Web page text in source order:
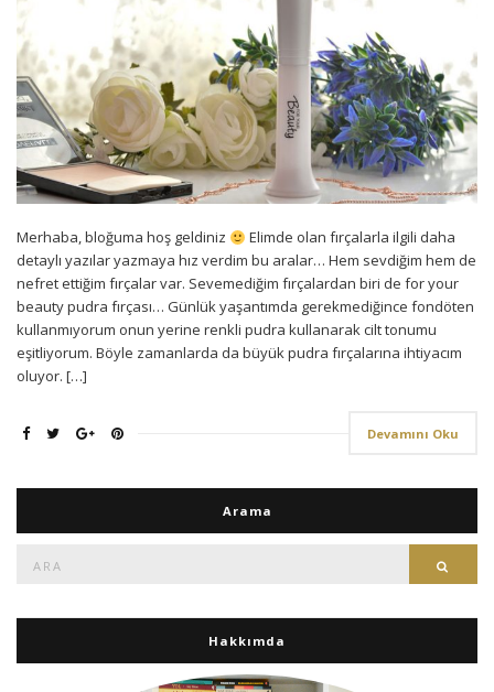
Merhaba, bloğuma hoş geldiniz
Elimde olan fırçalarla ilgili daha
detaylı yazılar yazmaya hız verdim bu aralar… Hem sevdiğim hem de
nefret ettiğim fırçalar var. Sevemediğim fırçalardan biri de for your
beauty pudra fırçası… Günlük yaşantımda gerekmediğince fondöten
kullanmıyorum onun yerine renkli pudra kullanarak cilt tonumu
eşitliyorum. Böyle zamanlarda da büyük pudra fırçalarına ihtiyacım
oluyor. […]
Devamını Oku
Arama
Hakkımda